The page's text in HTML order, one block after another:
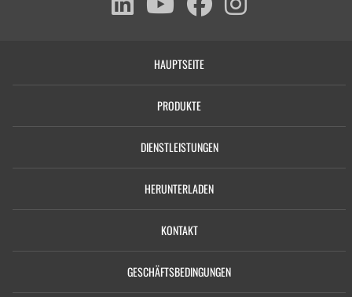
HAUPTSEITE
PRODUKTE
DIENSTLEISTUNGEN
HERUNTERLADEN
KONTAKT
GESCHÄFTSBEDINGUNGEN